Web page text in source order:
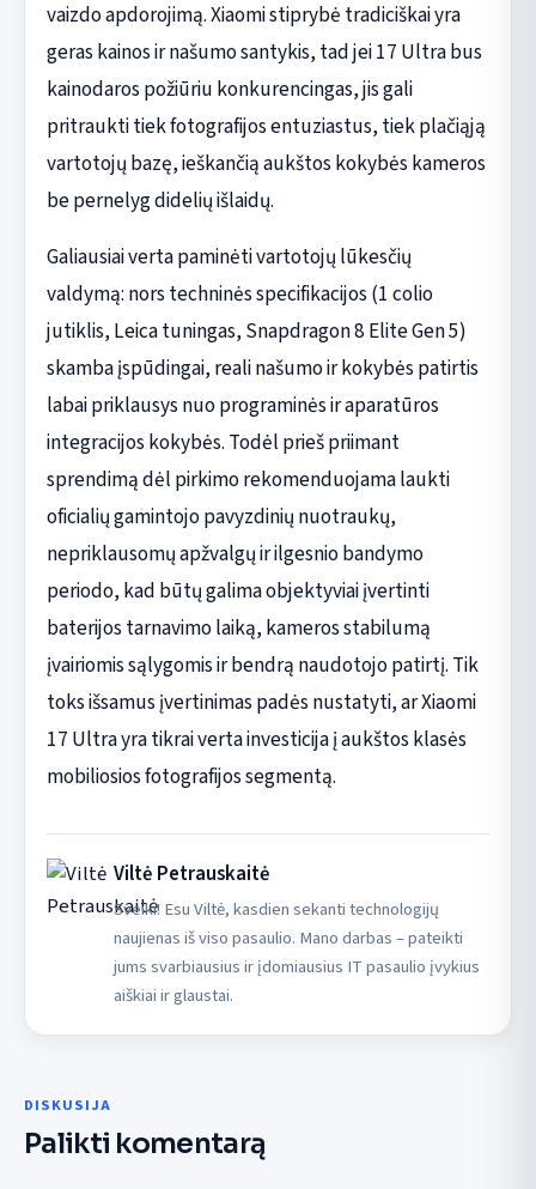
vaizdo apdorojimą. Xiaomi stiprybė tradiciškai yra
geras kainos ir našumo santykis, tad jei 17 Ultra bus
kainodaros požiūriu konkurencingas, jis gali
pritraukti tiek fotografijos entuziastus, tiek plačiąją
vartotojų bazę, ieškančią aukštos kokybės kameros
be pernelyg didelių išlaidų.
Galiausiai verta paminėti vartotojų lūkesčių
valdymą: nors techninės specifikacijos (1 colio
jutiklis, Leica tuningas, Snapdragon 8 Elite Gen 5)
skamba įspūdingai, reali našumo ir kokybės patirtis
labai priklausys nuo programinės ir aparatūros
integracijos kokybės. Todėl prieš priimant
sprendimą dėl pirkimo rekomenduojama laukti
oficialių gamintojo pavyzdinių nuotraukų,
nepriklausomų apžvalgų ir ilgesnio bandymo
periodo, kad būtų galima objektyviai įvertinti
baterijos tarnavimo laiką, kameros stabilumą
įvairiomis sąlygomis ir bendrą naudotojo patirtį. Tik
toks išsamus įvertinimas padės nustatyti, ar Xiaomi
17 Ultra yra tikrai verta investicija į aukštos klasės
mobiliosios fotografijos segmentą.
Viltė Petrauskaitė
Sveiki! Esu Viltė, kasdien sekanti technologijų
naujienas iš viso pasaulio. Mano darbas – pateikti
jums svarbiausius ir įdomiausius IT pasaulio įvykius
aiškiai ir glaustai.
DISKUSIJA
Palikti komentarą